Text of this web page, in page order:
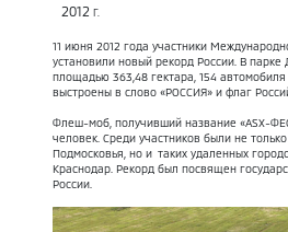
2012 Г.
11 июня 2012 года участники
установили новый рекорд России. В
площадью 363,48 гектара, 154
выстроены в слово «РОССИЯ» и флаг
Флеш-моб, получивший название «ASX-
человек. Среди участников были не
Подмосковья, но и таких удаленных
Краснодар. Рекорд был посвящен
России.